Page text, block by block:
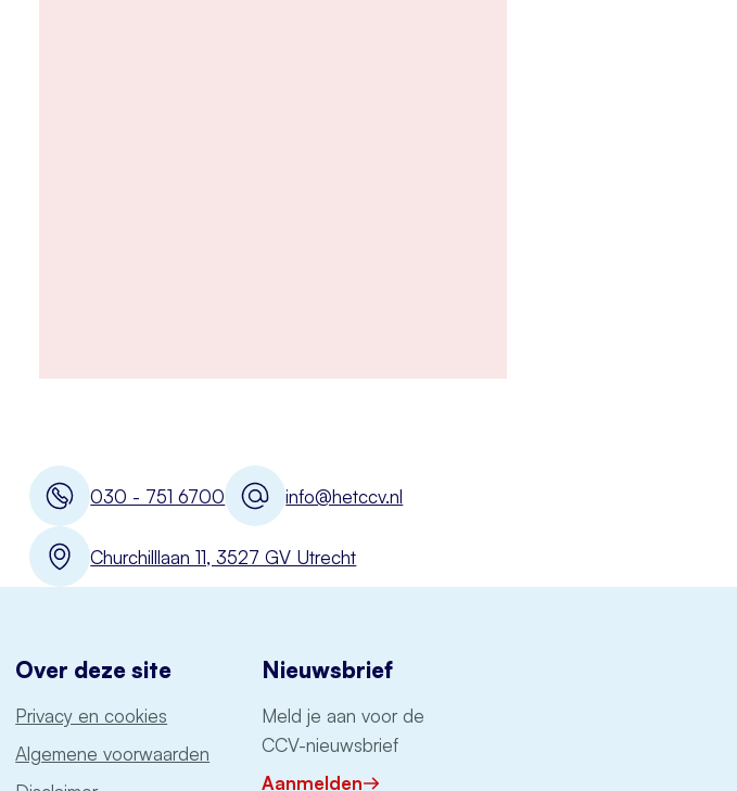
030 - 751 6700 info@hetccv.nl
Churchilllaan 11, 3527 GV Utrecht
Over deze site
Privacy en cookies
Algemene voorwaarden
Nieuwsbrief
Meld je aan voor de
CCV-nieuwsbrief
Aanmelden